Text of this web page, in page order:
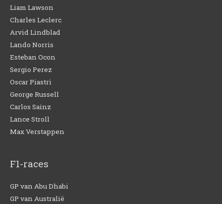
Liam Lawson
Charles Leclerc
Arvid Lindblad
Lando Norris
Esteban Ocon
Sergio Perez
Oscar Piastri
George Russell
Carlos Sainz
Lance Stroll
Max Verstappen
F1-races
GP van Abu Dhabi
GP van Australië